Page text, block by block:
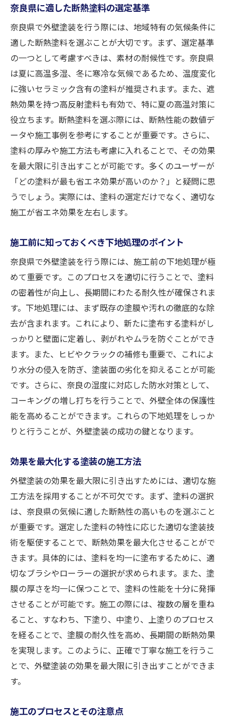
奈良県に適した断熱塗料の選定基準
奈良県で外壁塗装を行う際には、地域特有の気候条件に
適した断熱塗料を選ぶことが大切です。まず、選定基準
の一つとして考慮すべきは、素材の耐候性です。奈良県
は夏に高温多湿、冬に寒冷な気候であるため、温度変化
に強いセラミック含有の塗料が推奨されます。また、遮
熱効果を持つ高反射塗料も有効で、特に夏の高温対策に
役立ちます。断熱塗料を選ぶ際には、断熱性能の数値デ
ータや施工事例を参考にすることが重要です。さらに、
塗料の厚みや施工方法も考慮に入れることで、その効果
を最大限に引き出すことが可能です。多くのユーザーが
「どの塗料が最も省エネ効果が高いのか？」と疑問に思
うでしょう。実際には、塗料の選定だけでなく、適切な
施工が省エネ効果を左右します。
施工前に知っておくべき下地処理のポイント
奈良県で外壁塗装を行う際には、施工前の下地処理が極
めて重要です。このプロセスを適切に行うことで、塗料
の密着性が向上し、長期間にわたる耐久性が確保されま
す。下地処理には、まず既存の塗膜や汚れの徹底的な除
去が含まれます。これにより、新たに塗布する塗料がし
っかりと壁面に定着し、剥がれやムラを防ぐことができ
ます。また、ヒビやクラックの補修も重要で、これによ
り水分の侵入を防ぎ、塗装面の劣化を抑えることが可能
です。さらに、奈良の湿度に対応した防水対策として、
コーキングの増し打ちを行うことで、外壁全体の保護性
能を高めることができます。これらの下地処理をしっか
りと行うことが、外壁塗装の成功の鍵となります。
効果を最大化する塗装の施工方法
外壁塗装の効果を最大限に引き出すためには、適切な施
工方法を採用することが不可欠です。まず、塗料の選択
は、奈良県の気候に適した断熱性の高いものを選ぶこと
が重要です。選定した塗料の特性に応じた適切な塗装技
術を駆使することで、断熱効果を最大化させることがで
きます。具体的には、塗料を均一に塗布するために、適
切なブラシやローラーの選択が求められます。また、塗
膜の厚さを均一に保つことで、塗料の性能を十分に発揮
させることが可能です。施工の際には、複数の層を重ね
ること、すなわち、下塗り、中塗り、上塗りのプロセス
を経ることで、塗膜の耐久性を高め、長期間の断熱効果
を実現します。このように、正確で丁寧な施工を行うこ
とで、外壁塗装の効果を最大限に引き出すことができま
す。
施工のプロセスとその注意点